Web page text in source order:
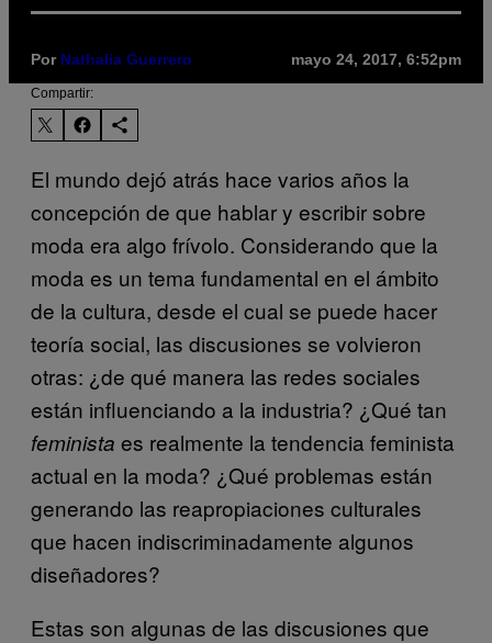
Por Nathalia Guerrero mayo 24, 2017, 6:52pm
Compartir:
El mundo dejó atrás hace varios años la
concepción de que hablar y escribir sobre
moda era algo frívolo. Considerando que la
moda es un tema fundamental en el ámbito
de la cultura, desde el cual se puede hacer
teoría social, las discusiones se volvieron
otras: ¿de qué manera las redes sociales
están influenciando a la industria? ¿Qué tan
feminista es realmente la tendencia feminista
actual en la moda? ¿Qué problemas están
generando las reapropiaciones culturales
que hacen indiscriminadamente algunos
diseñadores?
Estas son algunas de las discusiones que